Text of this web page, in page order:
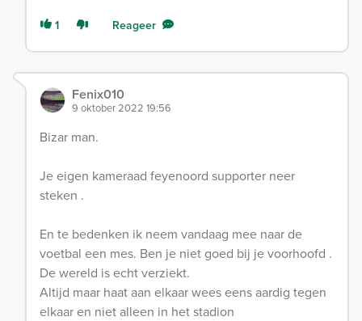
1 Reageer
Fenix010
9 oktober 2022 19:56
Bizar man.
Je eigen kameraad feyenoord supporter neer
steken .
En te bedenken ik neem vandaag mee naar de
voetbal een mes. Ben je niet goed bij je voorhoofd .
De wereld is echt verziekt.
Altijd maar haat aan elkaar wees eens aardig tegen
elkaar en niet alleen in het stadion